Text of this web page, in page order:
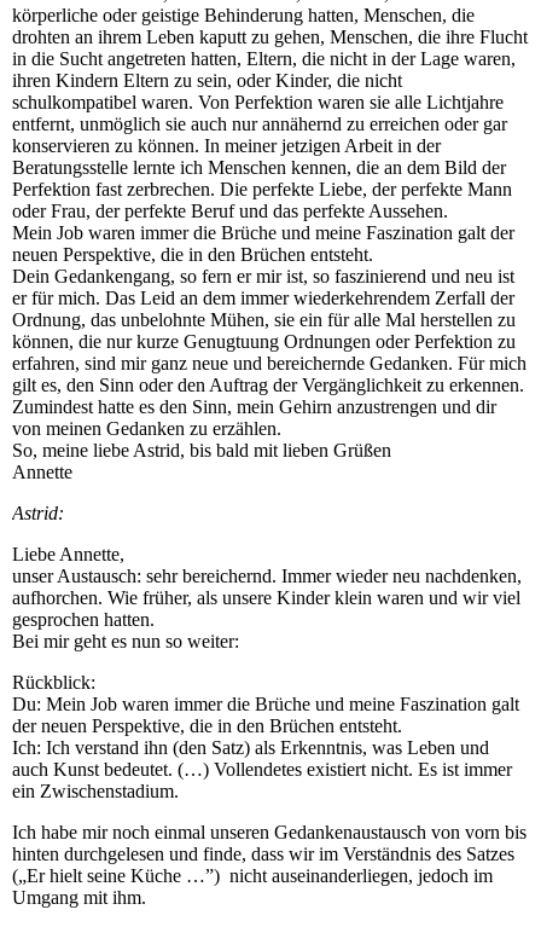
körperliche oder geistige Behinderung hatten, Menschen, die
drohten an ihrem Leben kaputt zu gehen, Menschen, die ihre Flucht
in die Sucht angetreten hatten, Eltern, die nicht in der Lage waren,
ihren Kindern Eltern zu sein, oder Kinder, die nicht
schulkompatibel waren. Von Perfektion waren sie alle Lichtjahre
entfernt, unmöglich sie auch nur annähernd zu erreichen oder gar
konservieren zu können. In meiner jetzigen Arbeit in der
Beratungsstelle lernte ich Menschen kennen, die an dem Bild der
Perfektion fast zerbrechen. Die perfekte Liebe, der perfekte Mann
oder Frau, der perfekte Beruf und das perfekte Aussehen.
Mein Job waren immer die Brüche und meine Faszination galt der
neuen Perspektive, die in den Brüchen entsteht.
Dein Gedankengang, so fern er mir ist, so faszinierend und neu ist
er für mich. Das Leid an dem immer wiederkehrendem Zerfall der
Ordnung, das unbelohnte Mühen, sie ein für alle Mal herstellen zu
können, die nur kurze Genugtuung Ordnungen oder Perfektion zu
erfahren, sind mir ganz neue und bereichernde Gedanken. Für mich
gilt es, den Sinn oder den Auftrag der Vergänglichkeit zu erkennen.
Zumindest hatte es den Sinn, mein Gehirn anzustrengen und dir
von meinen Gedanken zu erzählen.
So, meine liebe Astrid, bis bald mit lieben Grüßen
Annette
Astrid:
Liebe Annette,
unser Austausch: sehr bereichernd. Immer wieder neu nachdenken,
aufhorchen. Wie früher, als unsere Kinder klein waren und wir viel
gesprochen hatten.
Bei mir geht es nun so weiter:
Rückblick:
Du: Mein Job waren immer die Brüche und meine Faszination galt
der neuen Perspektive, die in den Brüchen entsteht.
Ich: Ich verstand ihn (den Satz) als Erkenntnis, was Leben und
auch Kunst bedeutet. (…) Vollendetes existiert nicht. Es ist immer
ein Zwischenstadium.
Ich habe mir noch einmal unseren Gedankenaustausch von vorn bis
hinten durchgelesen und finde, dass wir im Verständnis des Satzes
(„Er hielt seine Küche …”) nicht auseinanderliegen, jedoch im
Umgang mit ihm.